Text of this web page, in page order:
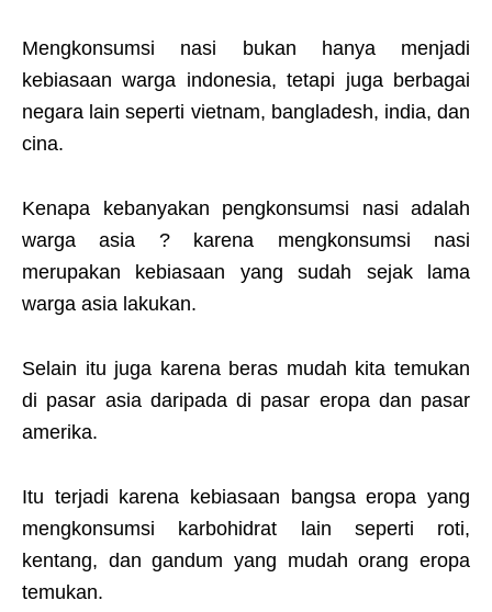
Mengkonsumsi nasi bukan hanya menjadi
kebiasaan warga indonesia, tetapi juga berbagai
negara lain seperti vietnam, bangladesh, india, dan
cina.
Kenapa kebanyakan pengkonsumsi nasi adalah
warga asia ? karena mengkonsumsi nasi
merupakan kebiasaan yang sudah sejak lama
warga asia lakukan.
Selain itu juga karena beras mudah kita temukan
di pasar asia daripada di pasar eropa dan pasar
amerika.
Itu terjadi karena kebiasaan bangsa eropa yang
mengkonsumsi karbohidrat lain seperti roti,
kentang, dan gandum yang mudah orang eropa
temukan.